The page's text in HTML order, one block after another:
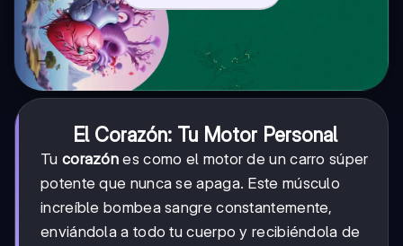
El Corazón: Tu Motor Personal
Tu corazón es como el motor de un carro súper
potente que nunca se apaga. Este músculo
increíble bombea sangre constantemente,
enviándola a todo tu cuerpo y recibiéndola de